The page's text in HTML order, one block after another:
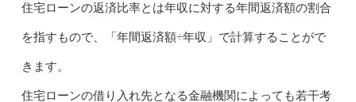
住宅ローンの返済比率とは年収に対する年間返済額の割合
を指すもので、「年間返済額÷年収」で計算することがで
きます。
住宅ローンの借り入れ先となる金融機関によっても若干考